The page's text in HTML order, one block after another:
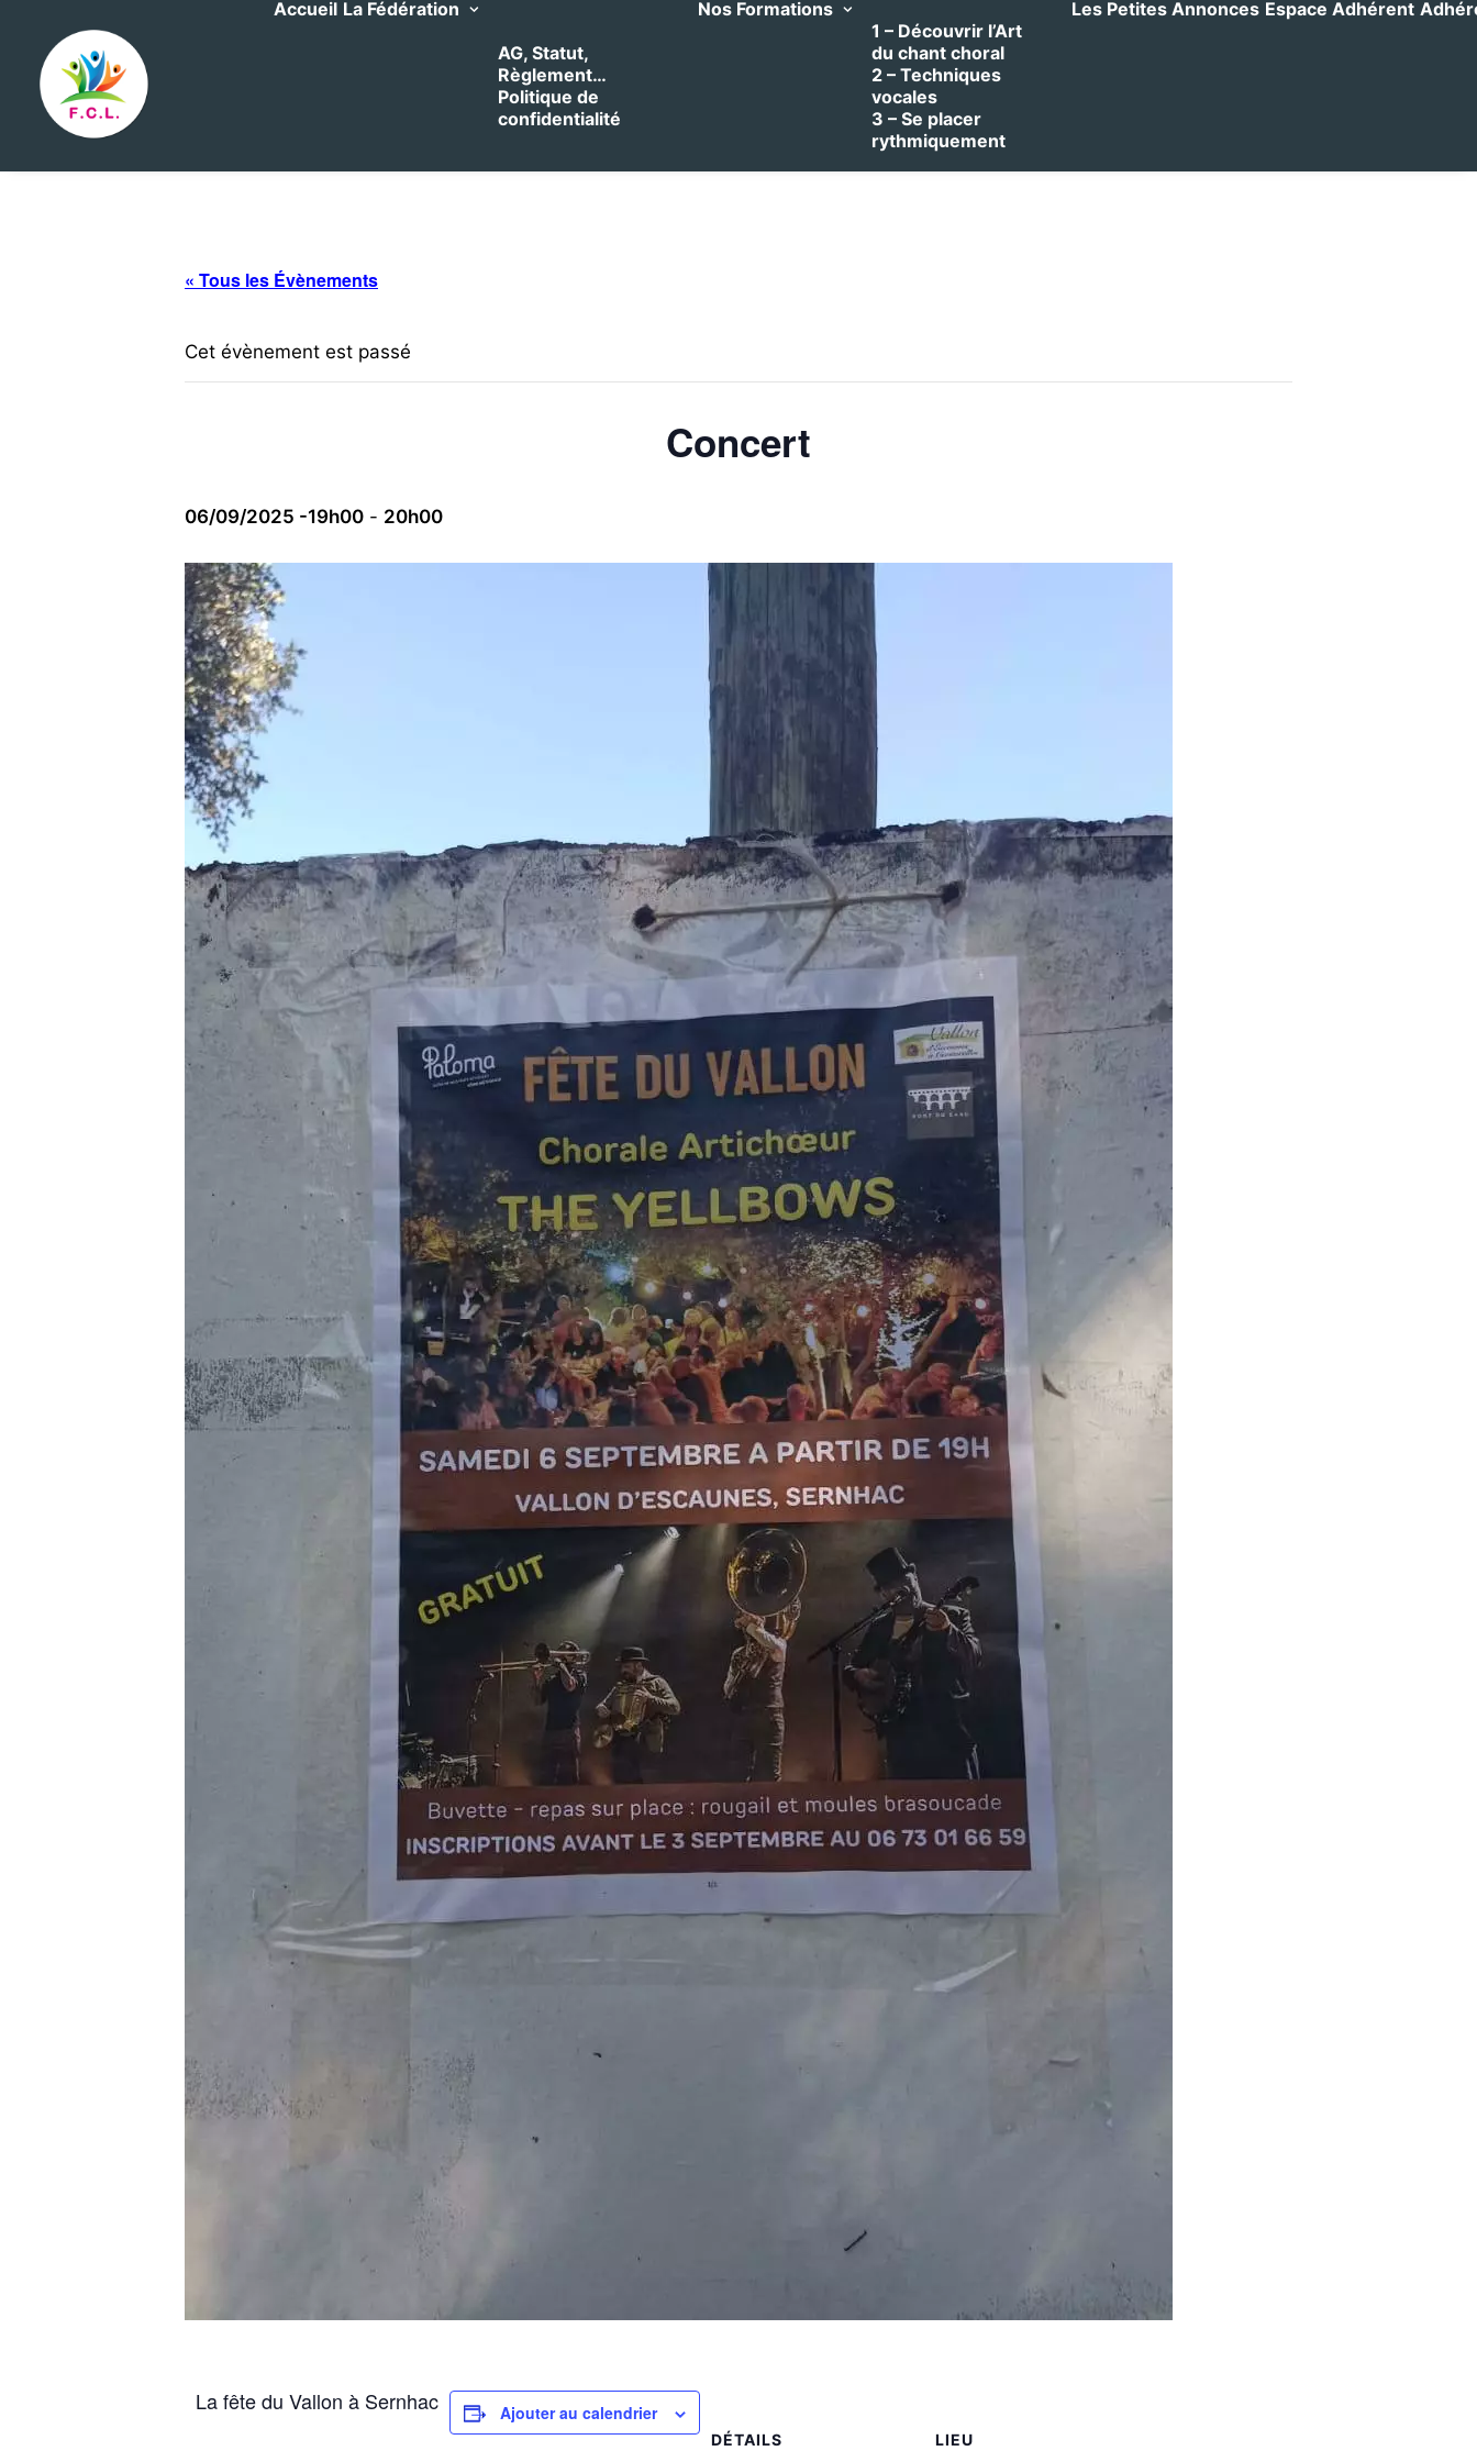
Accueil La Fédération
AG, Statut,
Règlement…
Politique de
confidentialité
Nos Formations
1 – Découvrir l’Art
du chant choral
2 – Techniques
vocales
3 – Se placer
rythmiquement
Les Petites Annonces Espace Adhérent
« Tous les Évènements
Cet évènement est passé
Concert
06/09/2025 -19h00 - 20h00
La fête du Vallon à Sernhac Ajouter au calendrier
DÉTAILS LIEU